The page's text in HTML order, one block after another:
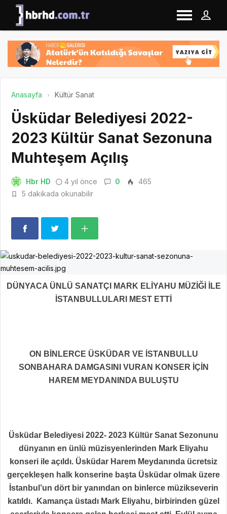
Anasayfa Kültür Sanat
Üsküdar Belediyesi 2022-
2023 Kültür Sanat Sezonuna
Muhteşem Açılış
Hbr HD 4 yıl önce 0
465
5 dakikada okunabilir
DÜNYACA ÜNLÜ SANATÇI MARK ELİYAHU MÜZİĞİ İLE
İSTANBULLULARI MEST ETTİ
ON BİNLERCE ÜSKÜDAR VE İSTANBULLU
SONBAHARA DAMGASINI VURAN KONSER İÇİN
HAREM MEYDANINDA BULUŞTU
Üsküdar Belediyesi 2022- 2023 Kültür Sanat Sezonunu
dünyanın en ünlü müzisyenlerinden Mark Eliyahu
konseri ile açıldı. Üsküdar Harem Meydanında ücretsiz
gerçekleşen halk konserine başta Üsküdar olmak üzere
İstanbul’un dört bir yanından on binlerce müzikseverin
katıldı. Kamança üstadı Mark Eliyahu, birbirinden güzel